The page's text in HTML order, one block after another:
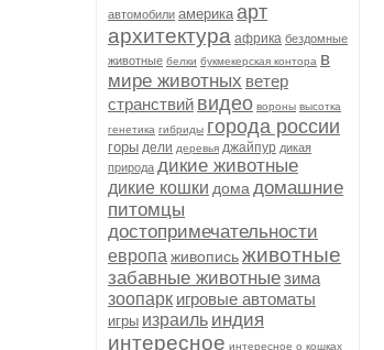
автомобили америка арт
архитектура африка бездомные
животные белки букмекерская контора в
мире животных ветер
странствий видео вороны высотка
генетика гибриды города россии
горы дели деревья джайпур дикая
природа дикие животные
дикие кошки дома домашние
питомцы
достопримечательности
европа живописьживотные
забавные животныезима
зоопарк игровые автоматы
игры израиль индия
интересное интересное о кошках